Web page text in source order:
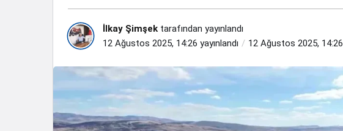
İlkay Şimşek tarafından yayınlandı
12 Ağustos 2025, 14:26 yayınlandı 12 Ağustos 2025, 14:26